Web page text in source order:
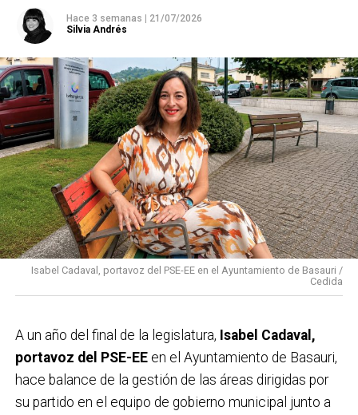
Hace 3 semanas
21/07/2026
Silvia Andrés
Isabel Cadaval, portavoz del PSE-EE en el Ayuntamiento de Basauri /
Cedida
A un año del final de la legislatura, Isabel Cadaval,
portavoz del PSE-EEen el Ayuntamiento de Basauri,
hace balance de la gestión de las áreas dirigidas por
su partido en el equipo de gobierno municipal junto a